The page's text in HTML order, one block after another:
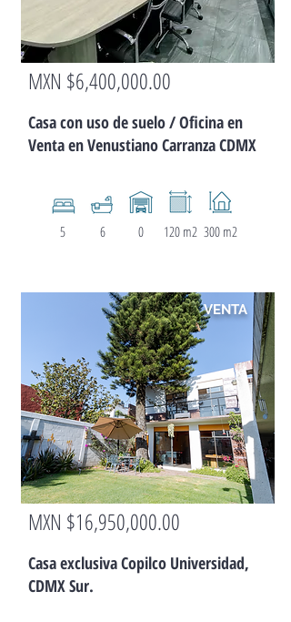
MXN $6,400,000.00
Casa con uso de suelo / Oficina en
Venta en Venustiano Carranza CDMX
5 6 0 120 m2 300 m2
VENTA
MXN $16,950,000.00
Casa exclusiva Copilco Universidad,
CDMX Sur.